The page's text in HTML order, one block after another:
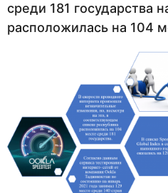
среди 181 государства
расположилась на 104